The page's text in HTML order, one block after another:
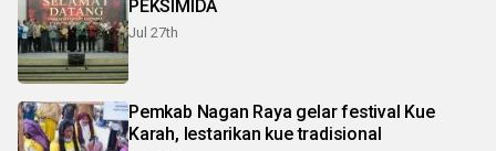
PEKSIMIDA
Jul 27th
Pemkab Nagan Raya gelar festival Kue
Karah, lestarikan kue tradisional